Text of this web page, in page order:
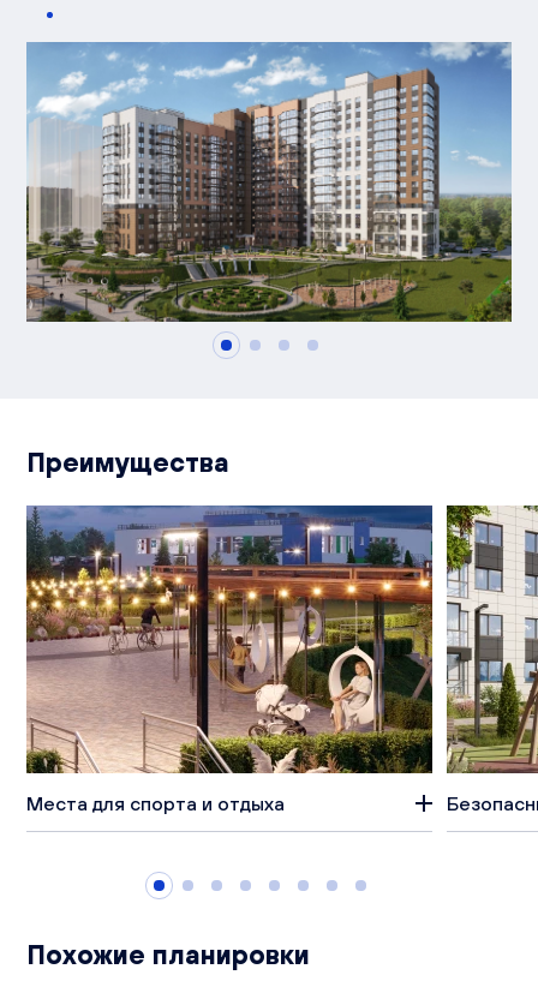
Преимущества
Места для спорта и отдыха
Похожие планировки